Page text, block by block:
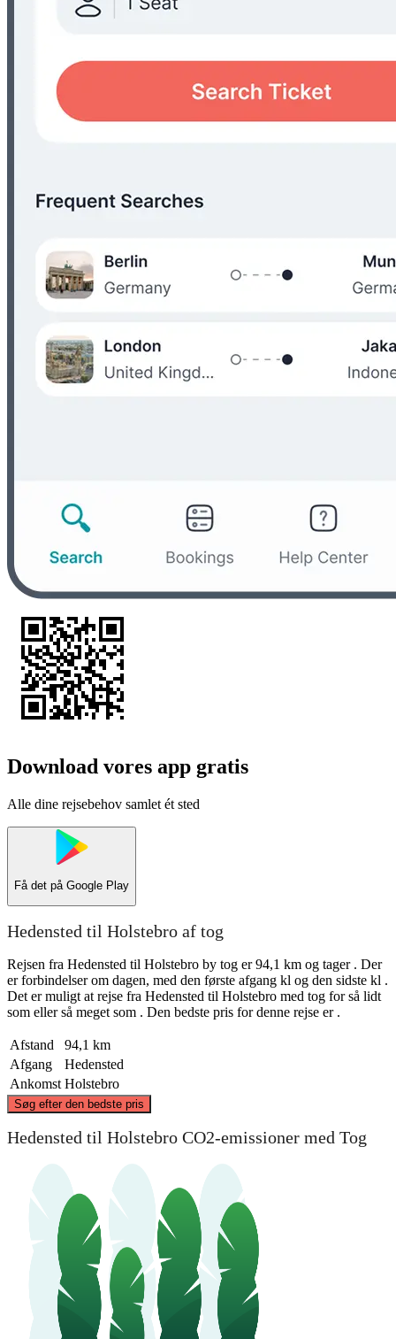
Download vores app gratis
Alle dine rejsebehov samlet ét sted
Få det på Google Play
Hedensted til Holstebro af tog
Rejsen fra Hedensted til Holstebro by tog er 94,1 km og tager . Der
er forbindelser om dagen, med den første afgang kl og den sidste kl .
Det er muligt at rejse fra Hedensted til Holstebro med tog for så lidt
som eller så meget som . Den bedste pris for denne rejse er .
Afstand
94,1 km
Afgang
Hedensted
Ankomst Holstebro
Søg efter den bedste pris
Hedensted til Holstebro CO2-emissioner med Tog